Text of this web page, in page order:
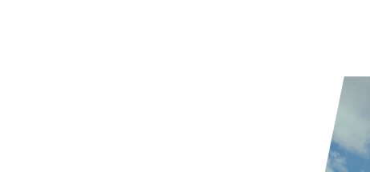
n'importe quelle